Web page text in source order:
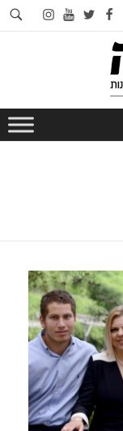
facebook
twitter
youtube
instagram